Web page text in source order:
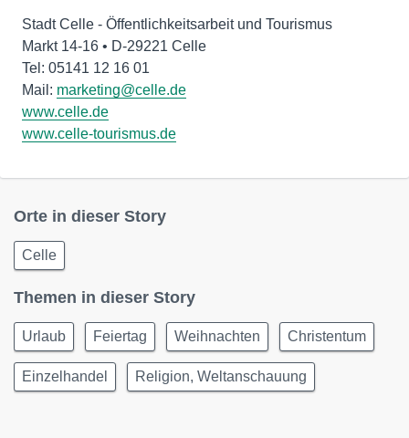
Stadt Celle - Öffentlichkeitsarbeit und Tourismus
Markt 14-16 • D-29221 Celle
Tel: 05141 12 16 01
Mail: marketing@celle.de
www.celle.de
www.celle-tourismus.de
Orte in dieser Story
Celle
Themen in dieser Story
Urlaub Feiertag Weihnachten Christentum
Einzelhandel Religion, Weltanschauung